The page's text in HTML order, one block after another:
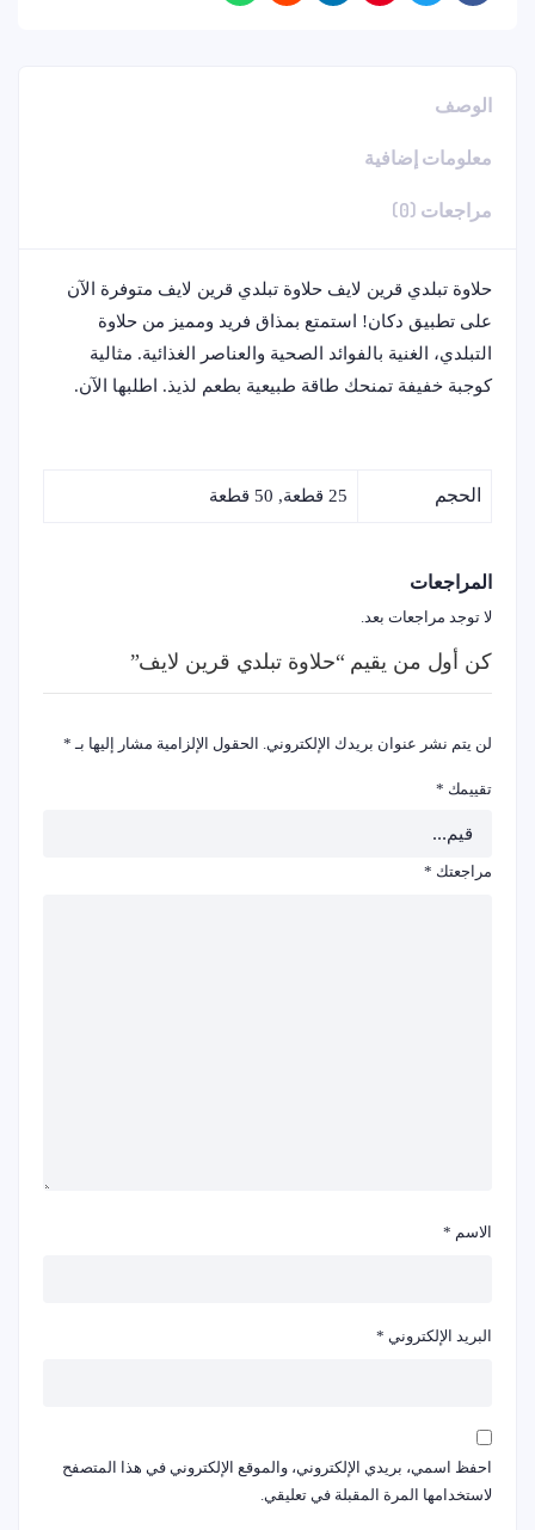
الوصف
معلومات إضافية
مراجعات (0)
حلاوة تبلدي قرين لايف حلاوة تبلدي قرين لايف متوفرة الآن
على تطبيق دكان! استمتع بمذاق فريد ومميز من حلاوة
التبلدي، الغنية بالفوائد الصحية والعناصر الغذائية. مثالية
كوجبة خفيفة تمنحك طاقة طبيعية بطعم لذيذ. اطلبها الآن.
الحجم 25 قطعة, 50 قطعة
المراجعات
لا توجد مراجعات بعد.
كن أول من يقيم “حلاوة تبلدي قرين لايف”
لن يتم نشر عنوان بريدك الإلكتروني. الحقول الإلزامية مشار إليها بـ *
تقييمك *
مراجعتك *
الاسم *
البريد الإلكتروني *
احفظ اسمي، بريدي الإلكتروني، والموقع الإلكتروني في هذا المتصفح
لاستخدامها المرة المقبلة في تعليقي.